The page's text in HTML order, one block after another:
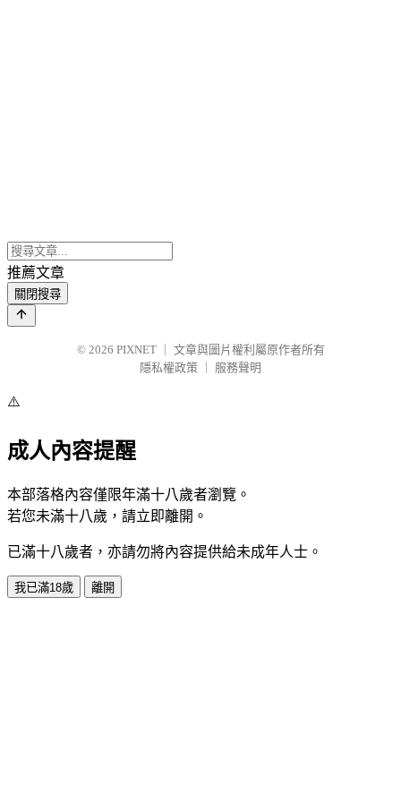
推薦文章
關閉搜尋
© 2026 PIXNET
文章與圖片權利屬原作者所有
隱私權政策
服務聲明
⚠️
成人內容提醒
本部落格內容僅限年滿十八歲者瀏覽。
若您未滿十八歲，請立即離開。
已滿十八歲者，亦請勿將內容提供給未成年人士。
我已滿18歲 離開